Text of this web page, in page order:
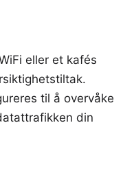
eller et kafés
til å overvåke
din